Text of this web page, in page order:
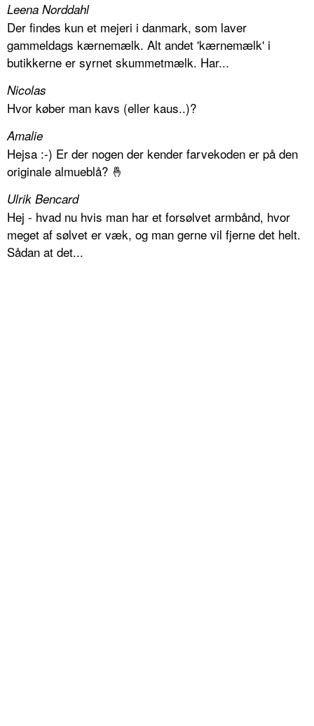
Leena Norddahl
Der findes kun et mejeri i danmark, som laver
gammeldags kærnemælk. Alt andet 'kærnemælk' i
butikkerne er syrnet skummetmælk. Har...
Nicolas
Hvor køber man kavs (eller kaus..)?
Amalie
Hejsa :-) Er der nogen der kender farvekoden er på den
originale almueblå? 🤞
Ulrik Bencard
Hej - hvad nu hvis man har et forsølvet armbånd, hvor
meget af sølvet er væk, og man gerne vil fjerne det helt.
Sådan at det...